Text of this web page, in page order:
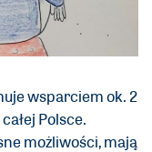
wsparciem ok. 2
Polsce.
możliwości, mają